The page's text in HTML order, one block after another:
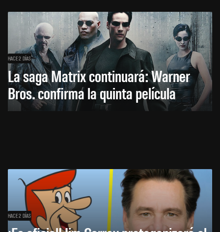
HACE 2 DÍAS
La saga Matrix continuará: Warner
Bros. confirma la quinta película
HACE 2 DÍAS